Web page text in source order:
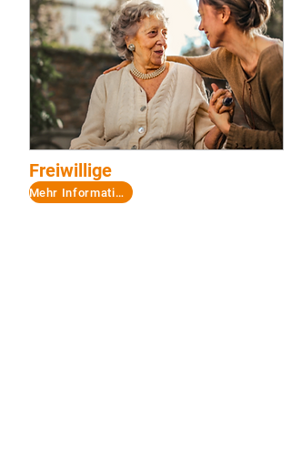
Freiwillige
Mehr Informationen